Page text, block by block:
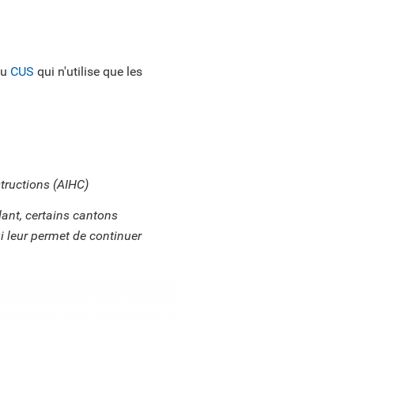
CUS qui n'utilise que les
(AIHC)
certains cantons
leur permet de continuer